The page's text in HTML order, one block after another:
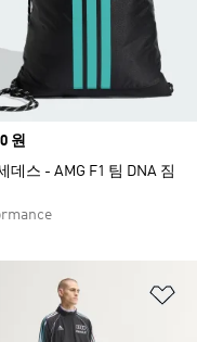
원
데스 - AMG F1 팀 DNA 짐
트 담기